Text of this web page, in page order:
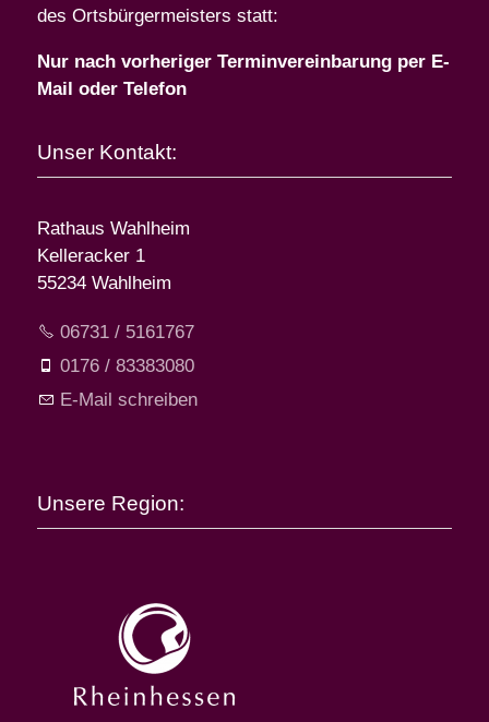
des Ortsbürgermeisters statt:
Nur nach vorheriger Terminvereinbarung per E-
Mail oder Telefon
Unser Kontakt:
Rathaus Wahlheim
Kelleracker 1
55234 Wahlheim
06731 / 5161767
0176 / 83383080
E-Mail schreiben
Unsere Region: